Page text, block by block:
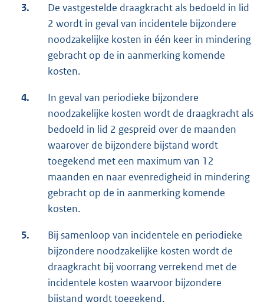
3.
De vastgestelde draagkracht als bedoeld in lid
2 wordt in geval van incidentele bijzondere
noodzakelijke kosten in één keer in mindering
gebracht op de in aanmerking komende
kosten.
4.
In geval van periodieke bijzondere
noodzakelijke kosten wordt de draagkracht als
bedoeld in lid 2 gespreid over de maanden
waarover de bijzondere bijstand wordt
toegekend met een maximum van 12
maanden en naar evenredigheid in mindering
gebracht op de in aanmerking komende
kosten.
5.
Bij samenloop van incidentele en periodieke
bijzondere noodzakelijke kosten wordt de
draagkracht bij voorrang verrekend met de
incidentele kosten waarvoor bijzondere
bijstand wordt toegekend.